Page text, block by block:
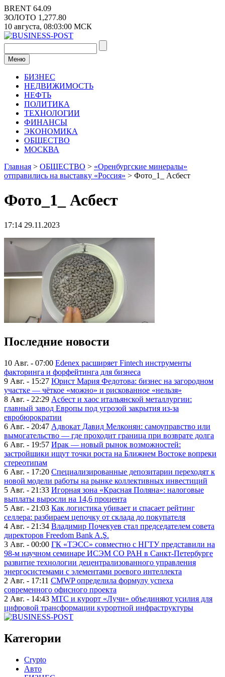
Перейти
к
содержимому
BRENT 64.09
ЗОЛОТО 1,277.80
10 августа, 08:03:00 МСК
Меню
БИЗНЕС
НЕДВИЖИМОСТЬ
НЕФТЬ
ПОЛИТИКА
ТЕХНОЛОГИИ
ФИНАНСЫ
ЭКОНОМИКА
ОБЩЕСТВО
МОСКВА
Главная > ОБЩЕСТВО > «Оренбургские минералы»
отправились на выставку «Россия» > Фото_1_ Асбест
Фото_1_ Асбест
17:14 29.11.2023
Последние новости
10 Авг. - 07:00 Edenex расширяет Fintech инструменты
факторинга и форфейтинга для бизнеса
9 Авг. - 15:27 Юрист Мария Федотова: бизнес на загородном
участке — чёткое «можно» и рискованное «нельзя»
8 Авг. - 22:29 Асбест и хаос итальянской металлургии:
главный завод Европы под угрозой закрытия из-за
евробюрократии
6 Авг. - 20:47 Адвокат Давид Мелконян: самоуправство или
вымогательство — где проходит граница при возврате долга
6 Авг. - 19:57 Ирак — новый рынок возможностей:
застройщики ищут точки роста на Ближнем Востоке вопреки
стереотипам
6 Авг. - 17:20 Специализированные депозитарии переходят к
новой модели работы на рынке коллективных инвестиций
5 Авг. - 21:33 Игорная зона «Красная Поляна»: налоговые
выплаты выросли на 14,6 процента
5 Авг. - 21:03 Как логистика убивает и спасает рейтинг
селлера: разбираем цепочку от склада до покупателя
4 Авг. - 21:34 Владимир Почекуев стал председателем совета
директоров Freedom Bank A.Ş.
3 Авг. - 00:00 ГК «ТЭСС» совместно с НГТУ представили на
98-м научном семинаре ИСЭМ СО РАН в Санкт-Петербурге
развитие технологии децентрализованного управления
энергосистемами с элементами роевого интеллекта
2 Авг. - 17:11 CMWP определила формулу успеха
современного офисного проекта
2 Авг. - 14:43 МТС и курорт «Лучи» объединяют усилия для
цифровой трансформации курортной инфраструктуры
Категории
Crypto
Авто